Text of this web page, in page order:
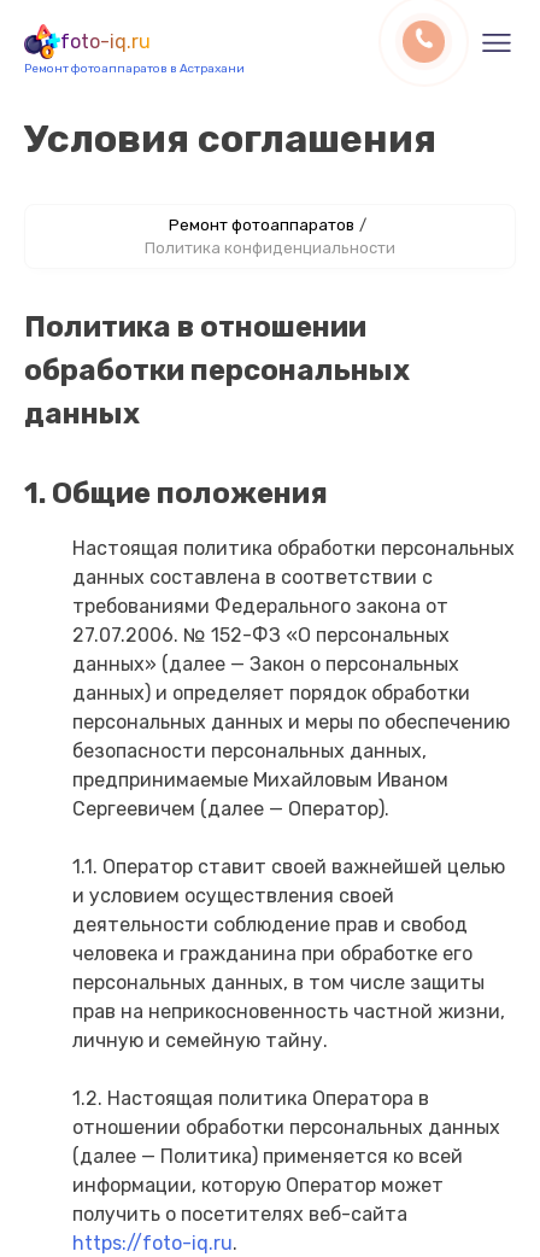
foto-iq.ru
Ремонт фотоаппаратов в Астрахани
Условия соглашения
Ремонт фотоаппаратов /
Политика конфиденциальности
Политика в отношении
обработки персональных
данных
1. Общие положения
Настоящая политика обработки персональных
данных составлена в соответствии с
требованиями Федерального закона от
27.07.2006. № 152-ФЗ «О персональных
данных» (далее — Закон о персональных
данных) и определяет порядок обработки
персональных данных и меры по обеспечению
безопасности персональных данных,
предпринимаемые Михайловым Иваном
Сергеевичем (далее — Оператор).
1.1. Оператор ставит своей важнейшей целью
и условием осуществления своей
деятельности соблюдение прав и свобод
человека и гражданина при обработке его
персональных данных, в том числе защиты
прав на неприкосновенность частной жизни,
личную и семейную тайну.
1.2. Настоящая политика Оператора в
отношении обработки персональных данных
(далее — Политика) применяется ко всей
информации, которую Оператор может
получить о посетителях веб-сайта
https://foto-iq.ru.